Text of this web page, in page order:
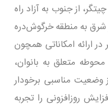
از جنوب به آزاد راه
شرق به منطقه خرگوش‌دره
ارائه امکاناتی همچون
متعلق به بانوان،
مناسبی برخودار
روز‌افزونی را تجربه